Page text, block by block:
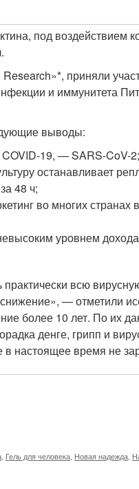
под воздействием
приняли
и иммунитета
выводы:
19, — SARS-CoV-2;
останавливает
48 ч;
во многих странах
уровнем
всю
— отметили
более 10 лет. По их
денге, грипп и
настоящее время не
Гель для человека Новая надежда